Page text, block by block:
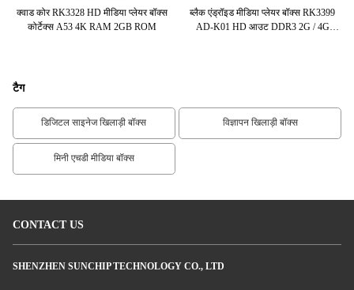
क्वाड कोर RK3328 HD मीडिया प्लेयर बॉक्स
कोर्टेक्स A53 4K RAM 2GB ROM
ब्लैक एंड्रॉइड मीडिया प्लेयर बॉक्स RK3399
AD-K01 HD आउट DDR3 2G / 4G
टैग
डिजिटल साइनेज खिलाड़ी बॉक्स विज्ञापन खिलाड़ी बॉक्स
मिनी एचडी मीडिया बॉक्स
CONTACT US
SHENZHEN SUNCHIP TECHNOLOGY CO., LTD